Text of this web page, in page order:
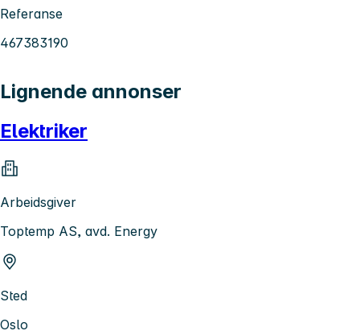
Referanse
467383190
Lignende annonser
Elektriker
Arbeidsgiver
Toptemp AS, avd. Energy
Sted
Oslo